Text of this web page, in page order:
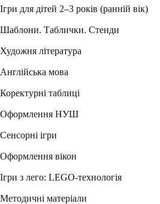
Ігри для дітей 2–3 років (ранній вік)
Шаблони. Таблички. Стенди
Художня література
Англійська мова
Коректурні таблиці
Оформлення НУШ
Сенсорні ігри
Оформлення вікон
Ігри з лего: LEGO-технологія
Методичні матеріали